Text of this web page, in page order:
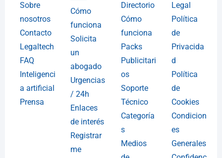
Sobre
nosotros
Contacto
Legaltech
FAQ
Inteligenci
a artificial
Prensa
Cómo
funciona
Solicita
un
abogado
Urgencias
/ 24h
Enlaces
de interés
Registrar
me
Directorio
Cómo
funciona
Packs
Publicitari
os
Soporte
Técnico
Categoría
s
Medios
Legal
Política
de
Privacida
d
Política
de
Cookies
Condicion
es
Generales